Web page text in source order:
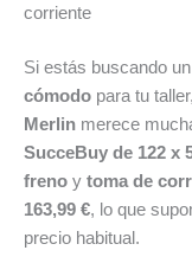
corriente
Si estás buscando un
cómodo para tu
Merlin merece
SucceBuy de 122 x
freno y toma de
163,99 €, lo que
precio habitual.
Bazar
del
mes